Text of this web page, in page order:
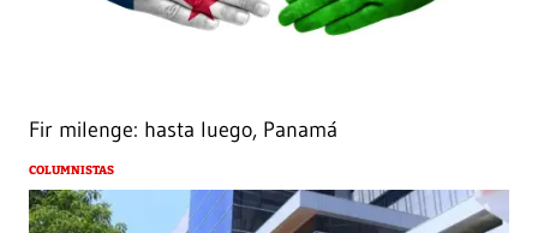
Fir milenge: hasta luego, Panamá
COLUMNISTAS